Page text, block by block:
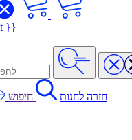
}}
חזרה לחנות חיפוש